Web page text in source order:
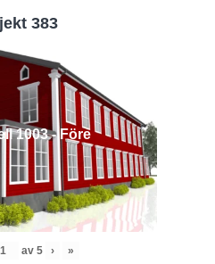
383
1003 - Före
av 5 › »